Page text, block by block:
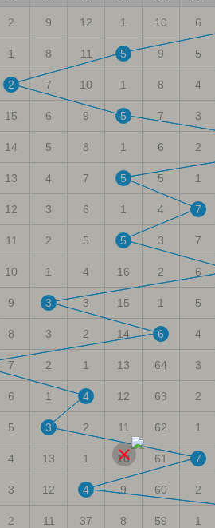
2 9 12 1 10 6
1 8 11 5 9 5
2 7 10 1 8 4
15 6 9 5 7 3
14 5 8 1 6 2
13 4 7 5 5 1
12 3 6 1 4 7
11 2 5 5 3 7
10 1 4 16 2 6
9 3 3 15 1 5
8 3 2 14 6 4
7 2 1 13 64 3
6 1 4 12 63 2
5 3 2 11 62 1
4 13 1 10 61 7
3 12 4 9 60 2
2 11 37 8 59 1